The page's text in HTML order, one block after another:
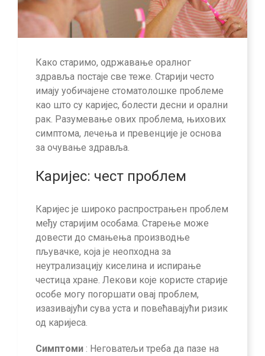
Како старимо, одржавање оралног
здравља постаје све теже. Старији често
имају уобичајене стоматолошке проблеме
као што су каријес, болести десни и орални
рак. Разумевање ових проблема, њихових
симптома, лечења и превенције је основа
за очување здравља.
Каријес: чест проблем
Каријес је широко распрострањен проблем
међу старијим особама. Старење може
довести до смањења производње
пљувачке, која је неопходна за
неутрализацију киселина и испирање
честица хране. Лекови које користе старије
особе могу погоршати овај проблем,
изазивајући сува уста и повећавајући ризик
од каријеса.
Симптоми : Неговатељи треба да пазе на